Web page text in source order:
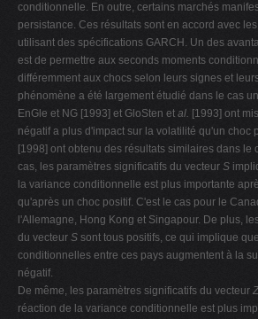
conditionnelle. En outre, certains marchés
persistance. Ces résultats sont en accord avec
utilisant des spécifications GARCH. Un des
est de permettre aux seconds moments
différemment aux chocs selon leurs signes et
phénomène a été largement étudié dans le cas
EnGle et NG [1993] et GloSten et al. [1993] ont
négatif a plus d'impact sur la volatilité qu'un choc
[1998] ont obtenu des résultats similaires dans le
cas, les paramètres significatifs du vecteur S
la variance conditionnelle est plus importante
qu'après un choc positif. C'est le cas pour le
l'Allemagne, Hong Kong et Singapour. De plus,
du vecteur S sont tous positifs, ce qui implique
conditionnelles entre ces pays augmentent à la
négatif.
De même, les paramètres significatifs du vecteur Z
réaction de la variance conditionnelle est plus